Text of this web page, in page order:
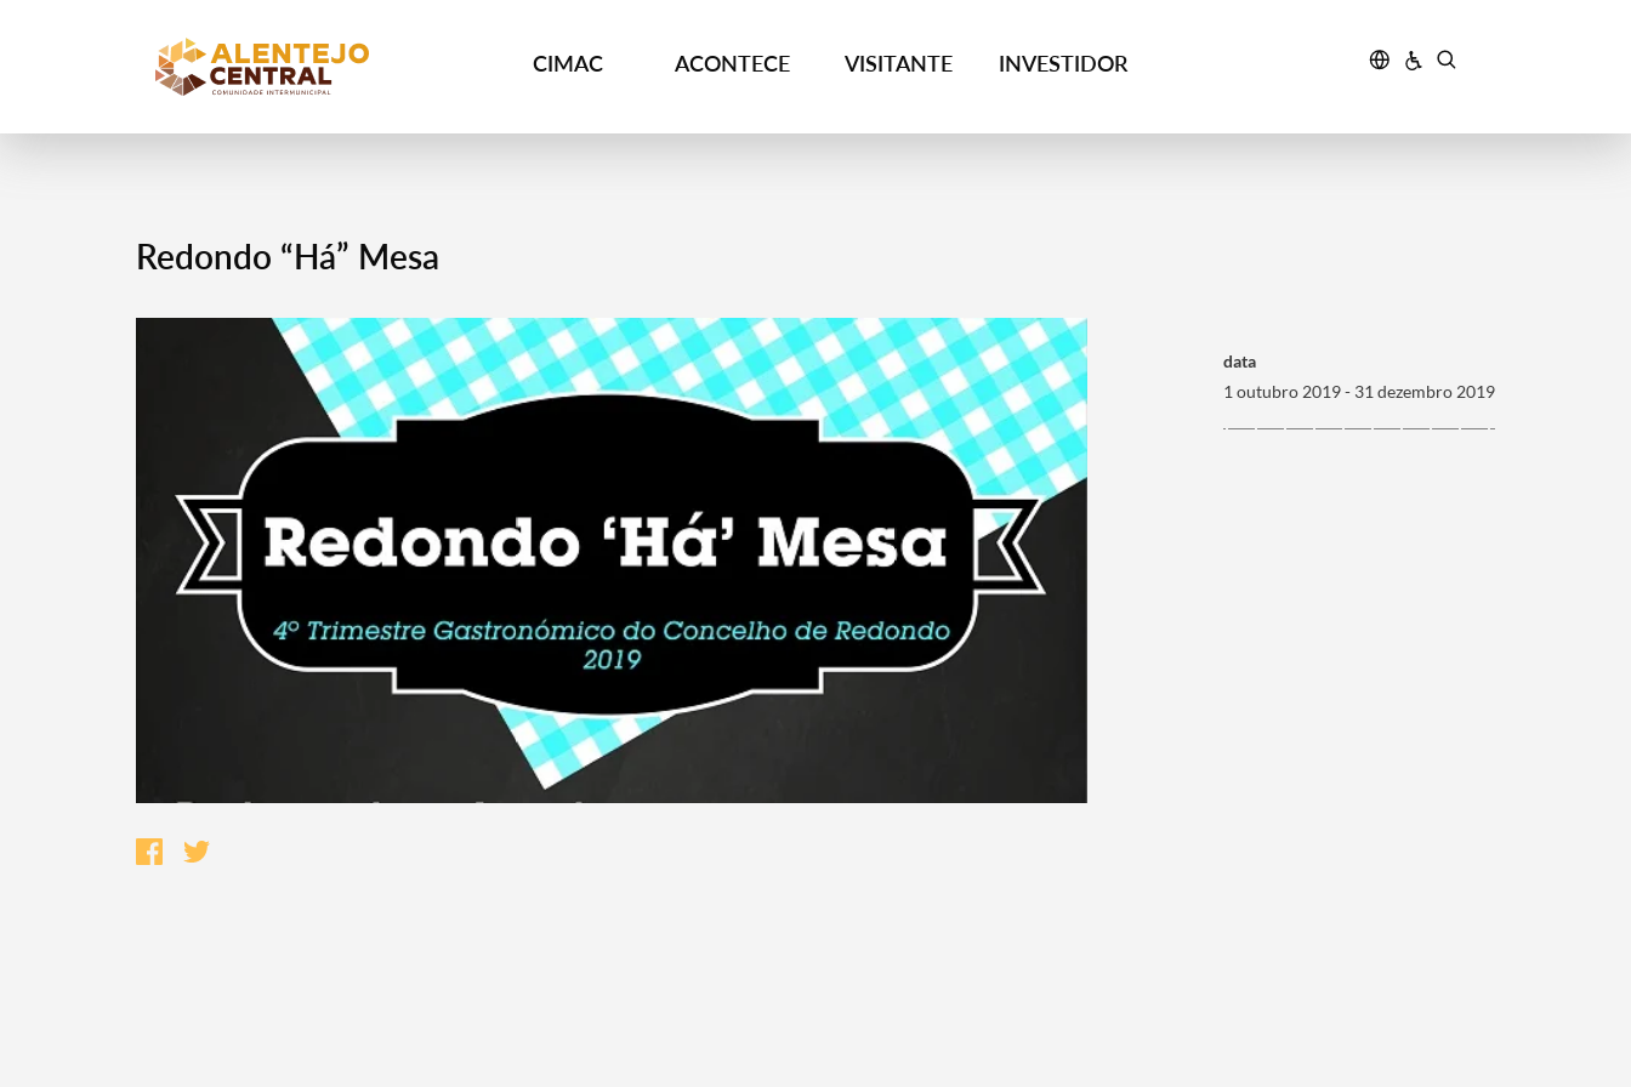
CIMAC ACONTECE VISITANTE INVESTIDOR
Redondo “Há” Mesa
data
1 outubro 2019 - 31 dezembro 2019